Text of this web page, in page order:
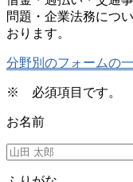
問題・企業法務につ
おります。
分野別のフォームの
※ 必須項目です。
お名前